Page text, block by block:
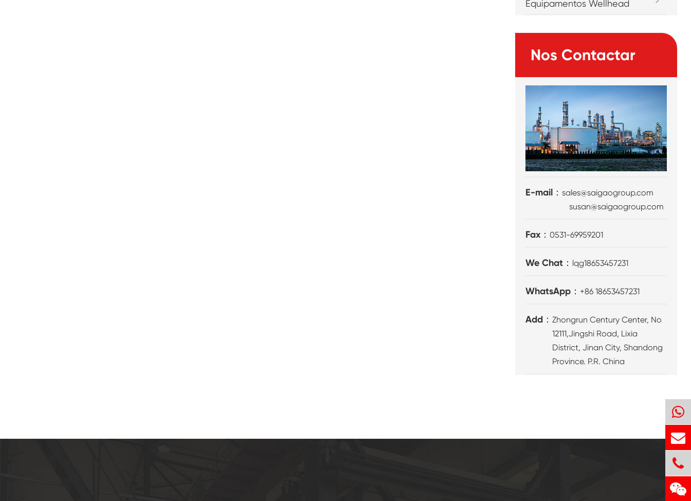
Equipamentos Wellhead
Nos Contactar
E-mail：sales@saigaogroup.com
susan@saigaogroup.com
Fax：0531-69959201
We Chat： lqg18653457231
WhatsApp： +86 18653457231
Add：Zhongrun Century Center, No
12111,Jingshi Road, Lixia
District, Jinan City, Shandong
Province. P.R. China